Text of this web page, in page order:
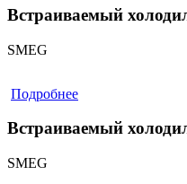
Встраиваемый
SMEG
Подробнее
Встраиваемый
SMEG